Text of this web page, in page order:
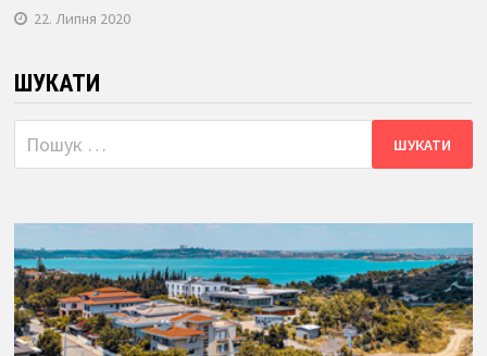
22. Липня 2020
ШУКАТИ
Пошук: